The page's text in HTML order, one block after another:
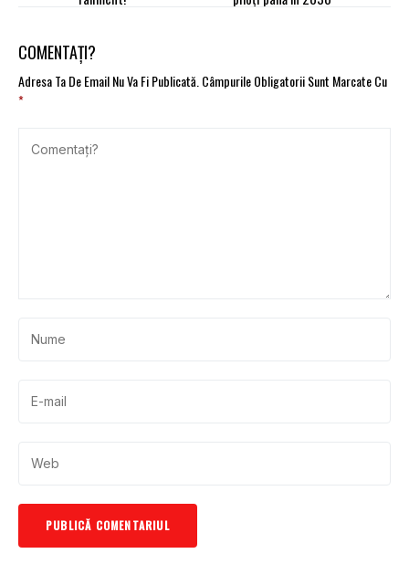
COMENTAȚI?
Adresa Ta De Email Nu Va Fi Publicată. Câmpurile Obligatorii Sunt Marcate Cu
*